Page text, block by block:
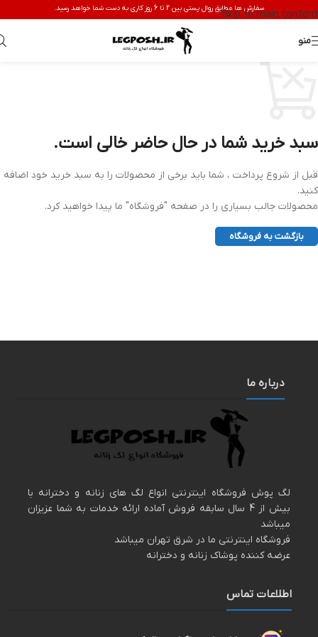
Skip to main contentسفارش ها مطابق روال پستی بین 2 تا 6 روز کاری به دست شما خواهد رسید.
منو
سبد خرید شما در حال حاضر خالی است.
قبل از شروع پرداخت ، شما باید برخی از محصولات را به سبد خرید خود اضافه
کنید.
محصولات جالب بسیاری را در صفحه "فروشگاه" ما پیدا خواهید کرد.
بازگشت به فروشگاه
درباره ما
لگ پوش فروشگاه اینترنتی انواع لگ های زنانه و دخترانه با
بیش از 4 سال سابقه فروش آماده ارائه خدمات به شما عزیزان
میباشد
فروشگاه اینترنتی ما در شرق تهران میباشد
عرضه کننده پوشاک زنانه و دخترانه
اطلاعات تماس